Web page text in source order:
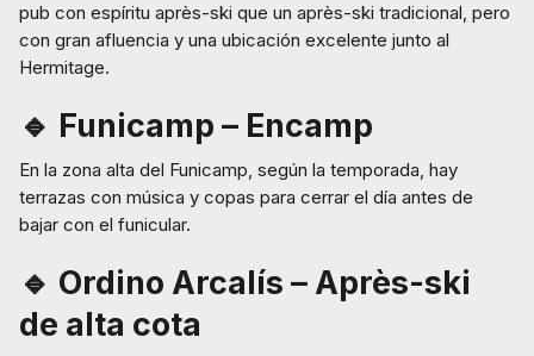
pub con espíritu après-ski que un après-ski tradicional, pero
con gran afluencia y una ubicación excelente junto al
Hermitage.
🔹 Funicamp – Encamp
En la zona alta del Funicamp, según la temporada, hay
terrazas con música y copas para cerrar el día antes de
bajar con el funicular.
🔹 Ordino Arcalís – Après-ski
de alta cota